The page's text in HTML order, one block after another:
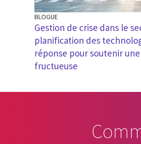
BLOGUE
Gestion de crise dans le
planification des
réponse pour soutenir
fructueuse